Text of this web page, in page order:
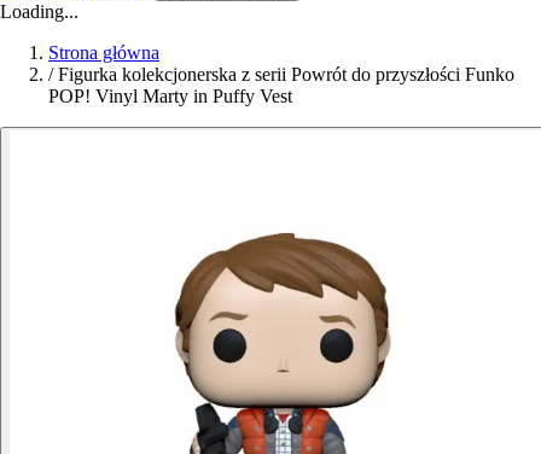
Loading...
Strona główna
/ Figurka kolekcjonerska z serii Powrót do przyszłości Funko
POP! Vinyl Marty in Puffy Vest